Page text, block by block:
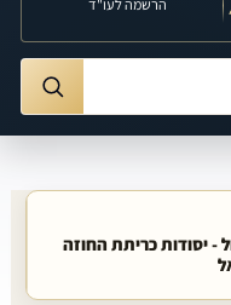
הרשמה לעו"ד
- יסודות כריתת החוזה